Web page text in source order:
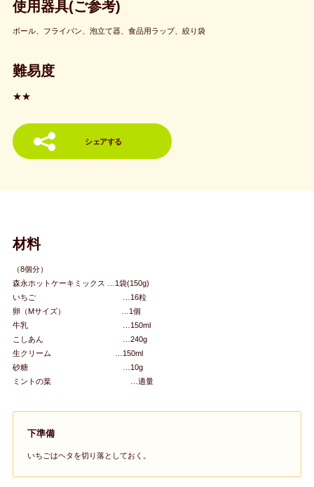
使用器具(ご参考)
ボール、フライパン、泡立て器、食品用ラップ、絞り袋
難易度
★★
シェアする
材料
（8個分）
森永ホットケーキミックス …1袋(150g)
いちご …16粒
卵（Mサイズ） …1個
牛乳 …150ml
こしあん …240g
生クリーム …150ml
砂糖 …10g
ミントの葉 …適量
下準備
いちごはヘタを切り落としておく。